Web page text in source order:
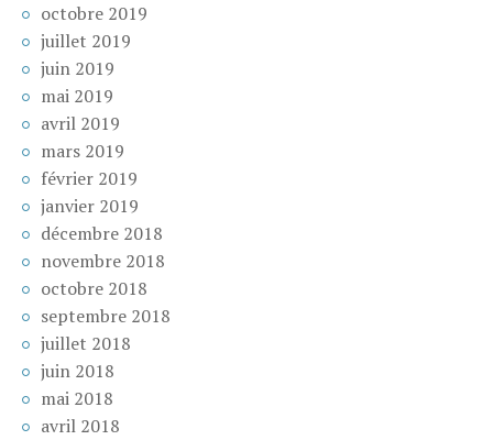
octobre 2019
juillet 2019
juin 2019
mai 2019
avril 2019
mars 2019
février 2019
janvier 2019
décembre 2018
novembre 2018
octobre 2018
septembre 2018
juillet 2018
juin 2018
mai 2018
avril 2018